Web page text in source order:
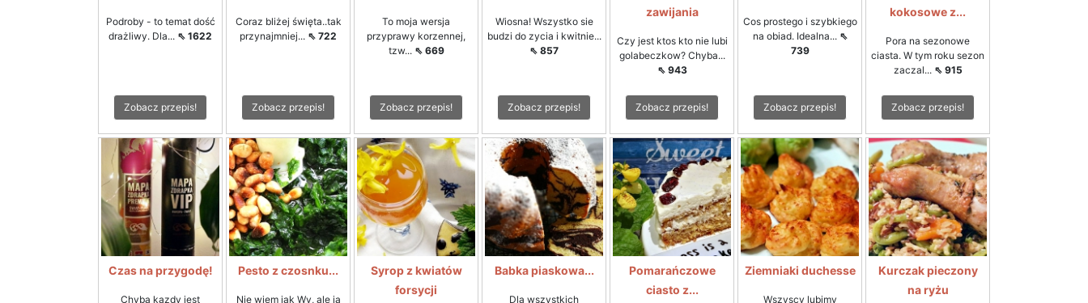
Podroby - to temat dość
drażliwy. Dla... ⇖ 1622
Zobacz przepis!
Coraz bliżej święta..tak
przynajmniej... ⇖ 722
Zobacz przepis!
To moja wersja
przyprawy korzennej,
tzw... ⇖ 669
Zobacz przepis!
Wiosna! Wszystko sie
budzi do zycia i kwitnie...
⇖ 857
Zobacz przepis!
zawijania
Czy jest ktos kto nie lubi
golabeczkow? Chyba...
⇖ 943
Zobacz przepis!
Cos prostego i szybkiego
na obiad. Idealna... ⇖
739
Zobacz przepis!
kokosowe z...
Pora na sezonowe
ciasta. W tym roku sezon
zaczal... ⇖ 915
Zobacz przepis!
Czas na przygodę!
Chyba kazdy jest
Pesto z czosnku...
Nie wiem jak Wy, ale ja
Syrop z kwiatów
forsycji
Babka piaskowa...
Dla wszystkich
Pomarańczowe
ciasto z...
Ziemniaki duchesse
Wszyscy lubimy
Kurczak pieczony
na ryżu